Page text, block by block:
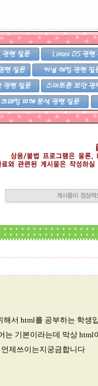
서 html를 공부하는 학생
는 기본이라는데 막상 html
제쓰이는지궁금합니다